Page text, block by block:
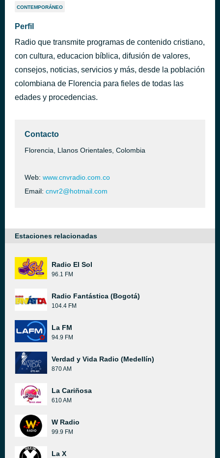
Bendito Sea Jesus_RP
Entrada Orogramas.DGE
02
hace 5 horas
CONTEMPORÁNEO
Perfil
Radio que transmite programas de contenido cristiano,
con cultura, educacion bíblica, difusión de valores,
consejos, noticias, servicios y más, desde la población
colombiana de Florencia para fieles de todas las
edades y procedencias.
Contacto
Florencia, Llanos Orientales, Colombia
Web: www.cnvradio.com.co
Email: cnvr2@hotmail.com
Estaciones relacionadas
Radio El Sol
96.1 FM
Radio Fantástica (Bogotá)
104.4 FM
La FM
94.9 FM
Verdad y Vida Radio (Medellín)
870 AM
La Cariñosa
610 AM
W Radio
99.9 FM
La X